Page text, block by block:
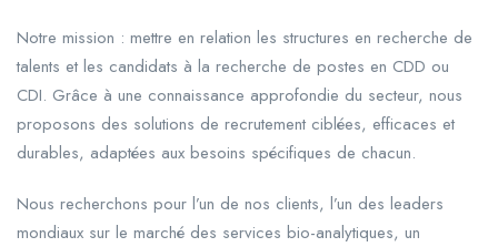
Notre mission : mettre en relation les structures en recherche de
talents et les candidats à la recherche de postes en CDD ou
CDI. Grâce à une connaissance approfondie du secteur, nous
proposons des solutions de recrutement ciblées, efficaces et
durables, adaptées aux besoins spécifiques de chacun.
Nous recherchons pour l’un de nos clients, l’un des leaders
mondiaux sur le marché des services bio-analytiques, un